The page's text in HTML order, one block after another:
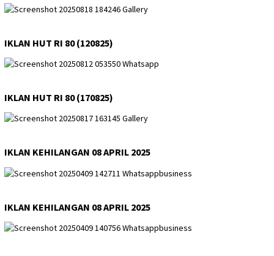
IKLAN HUT RI 80 (120825)
IKLAN HUT RI 80 (170825)
IKLAN KEHILANGAN 08 APRIL 2025
IKLAN KEHILANGAN 08 APRIL 2025